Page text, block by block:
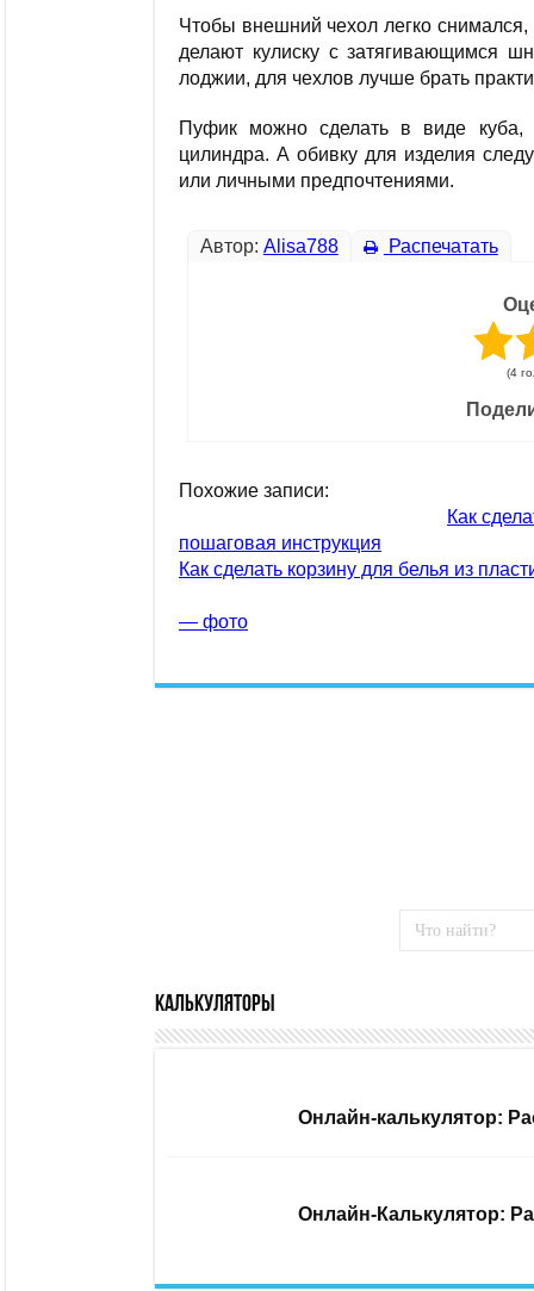
Чтобы внешний чехол легко
делают кулиску с затягивающимся
лоджии, для чехлов лучше брать
Пуфик можно сделать в виде куба,
цилиндра. А обивку для изделия
или личными предпочтениями.
Автор: Alisa788 Распечатать
(4
Похожие записи:
Как
пошаговая инструкция
Как сделать корзину для белья из
— фото
Калькуляторы
Онлайн-калькулятор:
Онлайн-Калькулятор: